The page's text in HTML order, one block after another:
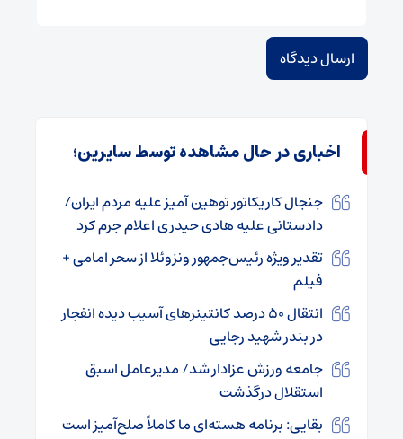
اخباری در حال مشاهده توسط سایرین؛
جنجال کاریکاتور توهین آمیز علیه مردم ایران/
دادستانی علیه هادی حیدری اعلام جرم کرد
تقدیر ویژه رئیس‌جمهور ونزوئلا از سحر امامی +
فیلم
انتقال ۵۰ درصد کانتینرهای آسیب دیده انفجار
در بندر شهید رجایی
جامعه ورزش عزادار شد/ مدیرعامل اسبق
استقلال درگذشت
بقایی: برنامه هسته‌ای ما کاملاً صلح‌آمیز است